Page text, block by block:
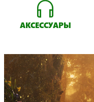
АКСЕССУАРЫ